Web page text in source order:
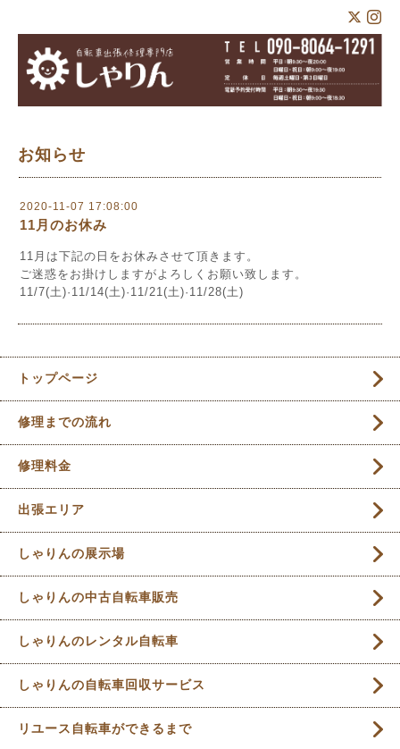
お知らせ
2020-11-07 17:08:00
11月のお休み
11月は下記の日をお休みさせて頂きます。
ご迷惑をお掛けしますがよろしくお願い致します。
11/7(土)·11/14(土)·11/21(土)·11/28(土)
トップページ
修理までの流れ
修理料金
出張エリア
しゃりんの展示場
しゃりんの中古自転車販売
しゃりんのレンタル自転車
しゃりんの自転車回収サービス
リユース自転車ができるまで